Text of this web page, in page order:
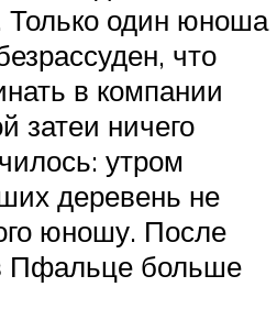
Только один юноша
что
в компании
затеи ничего
утром
деревень не
юношу. После
Пфальце больше